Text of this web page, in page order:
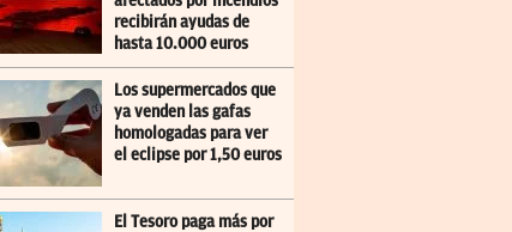
recibirán ayudas de
hasta 10.000 euros
Los supermercados que
ya venden las gafas
homologadas para ver
el eclipse por 1,50 euros
El Tesoro paga más por